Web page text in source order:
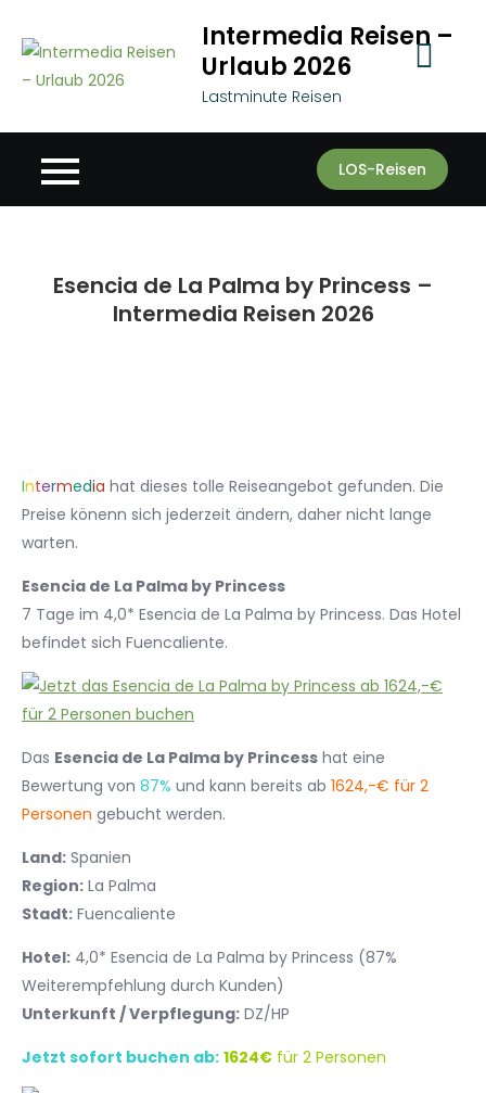
content
Intermedia Reisen –
Urlaub 2026
Lastminute Reisen
LOS-Reisen
Esencia de La Palma by Princess –
Intermedia Reisen 2026
Intermedia hat dieses tolle Reiseangebot gefunden. Die
Preise könenn sich jederzeit ändern, daher nicht lange
warten.
Esencia de La Palma by Princess
7 Tage im 4,0* Esencia de La Palma by Princess. Das Hotel
befindet sich Fuencaliente.
Das Esencia de La Palma by Princess hat eine
Bewertung von 87% und kann bereits ab 1624,-€ für 2
Personen gebucht werden.
Land: Spanien
Region: La Palma
Stadt: Fuencaliente
Hotel: 4,0* Esencia de La Palma by Princess (87%
Weiterempfehlung durch Kunden)
Unterkunft / Verpflegung: DZ/HP
Jetzt sofort buchen ab: 1624€ für 2 Personen